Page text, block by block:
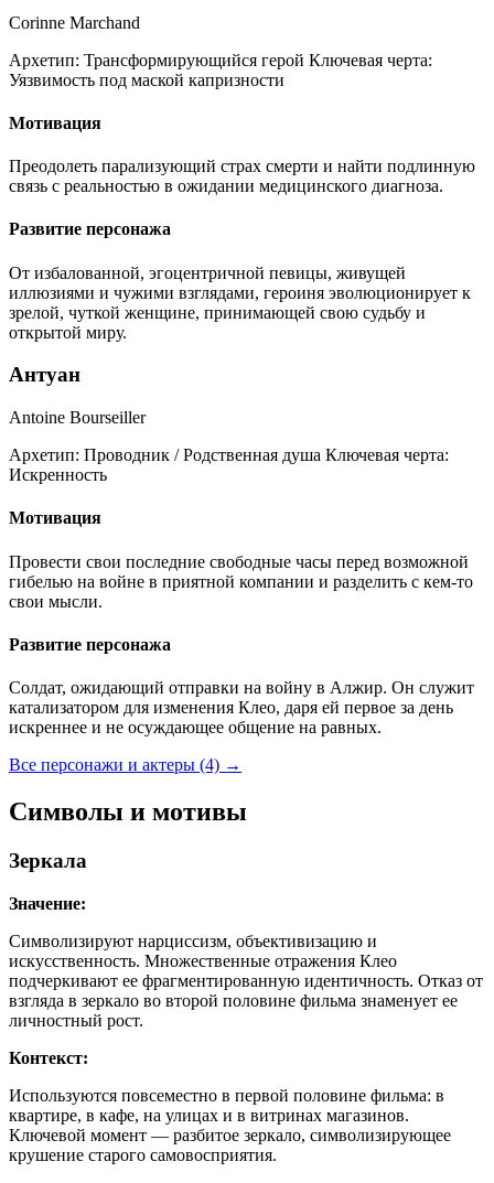
Corinne Marchand
Архетип: Трансформирующийся герой Ключевая черта:
Уязвимость под маской капризности
Мотивация
Преодолеть парализующий страх смерти и найти подлинную
связь с реальностью в ожидании медицинского диагноза.
Развитие персонажа
От избалованной, эгоцентричной певицы, живущей
иллюзиями и чужими взглядами, героиня эволюционирует к
зрелой, чуткой женщине, принимающей свою судьбу и
открытой миру.
Антуан
Antoine Bourseiller
Архетип: Проводник / Родственная душа Ключевая черта:
Искренность
Мотивация
Провести свои последние свободные часы перед возможной
гибелью на войне в приятной компании и разделить с кем-то
свои мысли.
Развитие персонажа
Солдат, ожидающий отправки на войну в Алжир. Он служит
катализатором для изменения Клео, даря ей первое за день
искреннее и не осуждающее общение на равных.
Все персонажи и актеры (4) →
Символы и мотивы
Зеркала
Значение:
Символизируют нарциссизм, объективизацию и
искусственность. Множественные отражения Клео
подчеркивают ее фрагментированную идентичность. Отказ от
взгляда в зеркало во второй половине фильма знаменует ее
личностный рост.
Контекст:
Используются повсеместно в первой половине фильма: в
квартире, в кафе, на улицах и в витринах магазинов.
Ключевой момент — разбитое зеркало, символизирующее
крушение старого самовосприятия.